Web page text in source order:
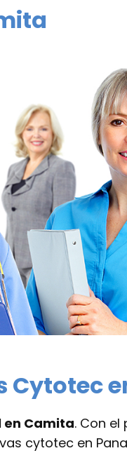
Cytotec
Camita. Con
cytotec en